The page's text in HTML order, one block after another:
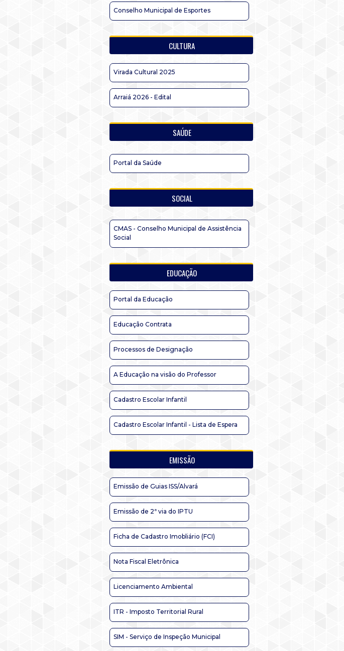
Conselho Municipal de Esportes
CULTURA
Virada Cultural 2025
Arraiá 2026 - Edital
SAÚDE
Portal da Saúde
SOCIAL
CMAS - Conselho Municipal de Assistência
Social
EDUCAÇÃO
Portal da Educação
Educação Contrata
Processos de Designação
A Educação na visão do Professor
Cadastro Escolar Infantil
Cadastro Escolar Infantil - Lista de Espera
EMISSÃO
Emissão de Guias ISS/Alvará
Emissão de 2ª via do IPTU
Ficha de Cadastro Imobliário (FCI)
Nota Fiscal Eletrônica
Licenciamento Ambiental
ITR - Imposto Territorial Rural
SIM - Serviço de Inspeção Municipal